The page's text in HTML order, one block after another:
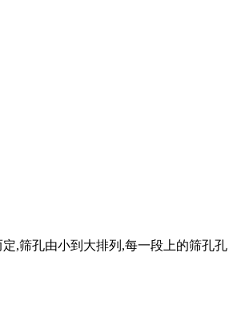
,筛孔由小到大排列,每一段上的筛孔孔